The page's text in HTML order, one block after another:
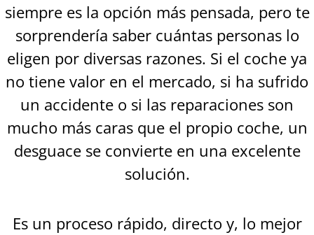
siempre es la opción más pensada, pero te
sorprendería saber cuántas personas lo
eligen por diversas razones. Si el coche ya
no tiene valor en el mercado, si ha sufrido
un accidente o si las reparaciones son
mucho más caras que el propio coche, un
desguace se convierte en una excelente
solución.
Es un proceso rápido, directo y, lo mejor